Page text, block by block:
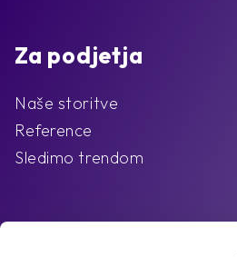
Za podjetja
Naše storitve
Reference
Sledimo trendom